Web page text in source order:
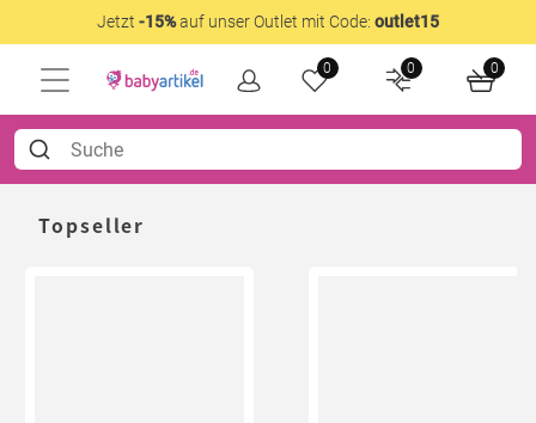
Jetzt -15%auf unser Outlet mit Code: outlet15
0 0 0
Topseller